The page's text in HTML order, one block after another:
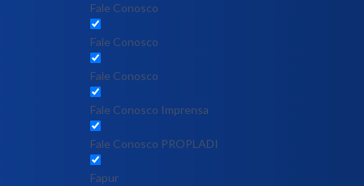
Fale Conosco
Fale Conosco
Fale Conosco
Fale Conosco Imprensa
Fale Conosco PROPLADI
Fapur